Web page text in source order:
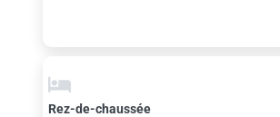
Rez-de-chaussée